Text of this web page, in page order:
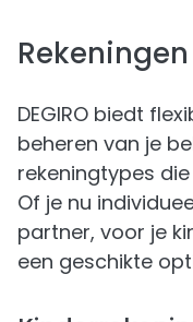
Rekeningen
DEGIRO biedt
beheren van je
rekeningtypes
Of je nu
partner, voor je
een geschikte